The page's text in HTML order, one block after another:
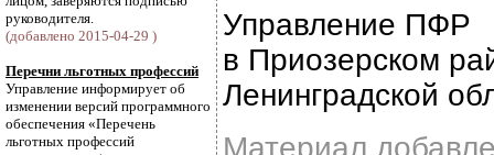
руководителя.
(добавлено 2015-04-29 )
Перечни льготных профессий
Управление информирует об
изменении версий программного
обеспечения «Перечень
льготных профессий
Управление ПФР
в Приозерском
Ленинградской
Материал